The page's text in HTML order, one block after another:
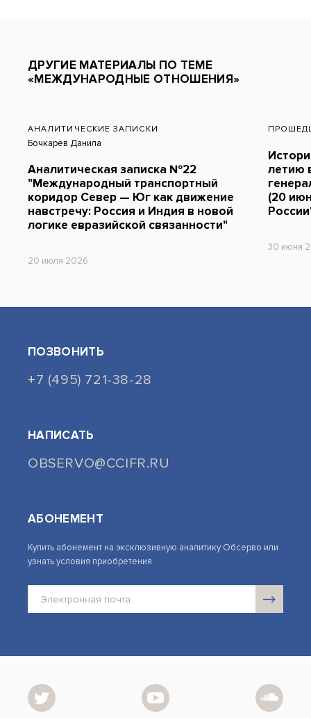
ДРУГИЕ МАТЕРИАЛЫ ПО ТЕМЕ
«МЕЖДУНАРОДНЫЕ ОТНОШЕНИЯ»
АНАЛИТИЧЕСКИЕ ЗАПИСКИ
Бочкарев Данила
Аналитическая записка №22
"Международный транспортный
коридор Север — Юг как движение
навстречу: Россия и Индия в новой
логике евразийской связанности"
20 июля 2026
летию
(20
30 июня
ПОЗВОНИТЬ
+7 (495) 721-38-28
НАПИСАТЬ
OBSERVO@CCIFR.RU
АБОНЕМЕНТ
Купить абонемент на эксклюзивную аналитику Обсерво или
узнать условия приобретения